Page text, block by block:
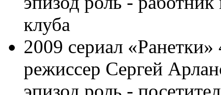
клуба
2009 сериал «Ранетки»
режиссер Сергей
эпизод роль -